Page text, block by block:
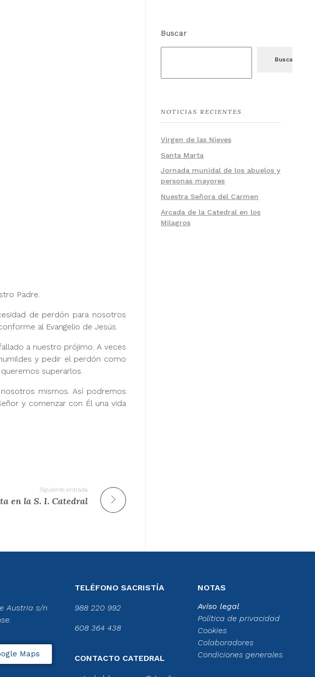
Padre.
de perdón para nosotros
al Evangelio de Jesús.
a nuestro prójimo. A veces
y pedir el perdón como
superarlos.
mismos. Así podremos
y comenzar con Él una vida
Siguiente entrada
en la S. I. Catedral
Buscar
Buscar
NOTICIAS RECIENTES
Virgen de las Nieves
Santa Marta
Jornada munidal de los abuelos y
personas mayores
Nuestra Señora del Carmen
Arcada de la Catedral en los
Milagros
Austria s/n
Maps
TELÉFONO SACRISTÍA
988 220 992
608 364 438
CONTACTO CATEDRAL
NOTAS
Aviso legal
Política de privacidad
Cookies
Colaboradores
Condiciones generales